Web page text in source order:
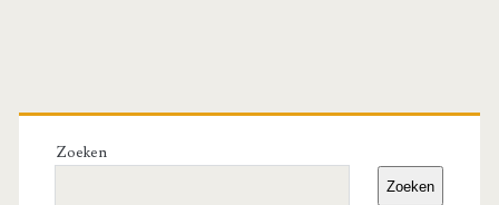
Primary
Sidebar
Zoeken
Zoeken